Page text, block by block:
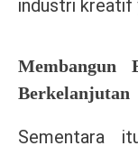
industri kreatif
Membangun
Berkelanjutan
Sementara